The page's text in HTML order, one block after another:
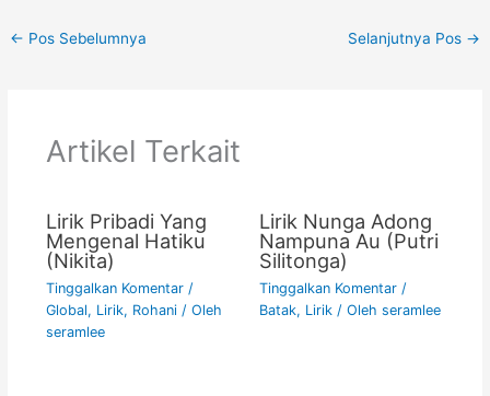
c
e
o
er
p k
ar
← Pos Sebelumnya Selanjutnya Pos →
Artikel Terkait
Lirik Pribadi Yang
Mengenal Hatiku
(Nikita)
Tinggalkan Komentar /
Global, Lirik, Rohani/ Oleh
seramlee
Lirik Nunga Adong
Nampuna Au (Putri
Silitonga)
Tinggalkan Komentar /
Batak, Lirik/ Oleh seramlee